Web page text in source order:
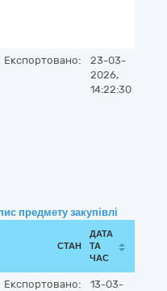
Експортовано:
23-03-
2026,
14:22:30
предмету закупівлі
СТАН
ДАТА
ТА
ЧАС
Експортовано:
13-03-